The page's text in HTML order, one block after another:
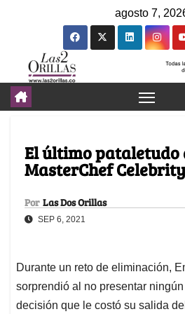
agosto 7,
El último pataletudo
MasterChef Celebrity
Por Las Dos Orillas
SEP 6, 2021
Durante un reto de eliminación,
sorprendió al no presentar
decisión que le costó su salida